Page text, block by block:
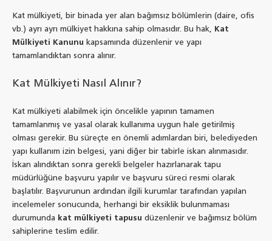
Kat mülkiyeti, bir binada yer alan bağımsız bölümlerin (daire, ofis
vb.) ayrı ayrı mülkiyet hakkına sahip olmasıdır. Bu hak,
Kat
Mülkiyeti Kanunu kapsamında düzenlenir ve yapı
tamamlandıktan sonra alınır.
Kat Mülkiyeti Nasıl Alınır?
Kat mülkiyeti alabilmek için öncelikle yapının tamamen
tamamlanmış ve yasal olarak kullanıma uygun hale getirilmiş
olması gerekir. Bu süreçte en önemli adımlardan biri, belediyeden
yapı kullanım izin belgesi, yani diğer bir tabirle iskan alınmasıdır.
İskan alındıktan sonra gerekli belgeler hazırlanarak tapu
müdürlüğüne başvuru yapılır ve başvuru süreci resmi olarak
başlatılır. Başvurunun ardından ilgili kurumlar tarafından yapılan
incelemeler sonucunda, herhangi bir eksiklik bulunmaması
durumunda kat mülkiyeti tapusu düzenlenir ve bağımsız bölüm
sahiplerine teslim edilir.